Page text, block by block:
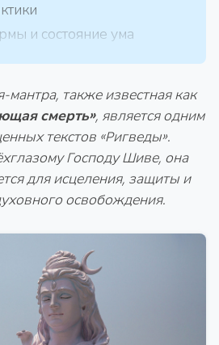
и состояние ума
также известная как
смерть», является одним
текстов «Ригведы».
Господу Шиве, она
для исцеления, защиты и
освобождения.